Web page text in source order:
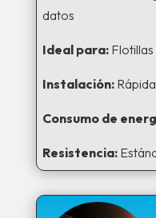
datos
Ideal para:Flotillas
Instalación:
Consumo de
Resistencia: